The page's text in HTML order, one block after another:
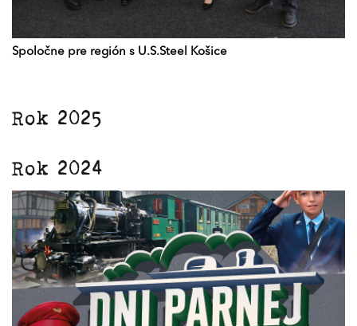
Spoločne pre región s U.S.Steel Košice
Rok 2025
Rok 2024